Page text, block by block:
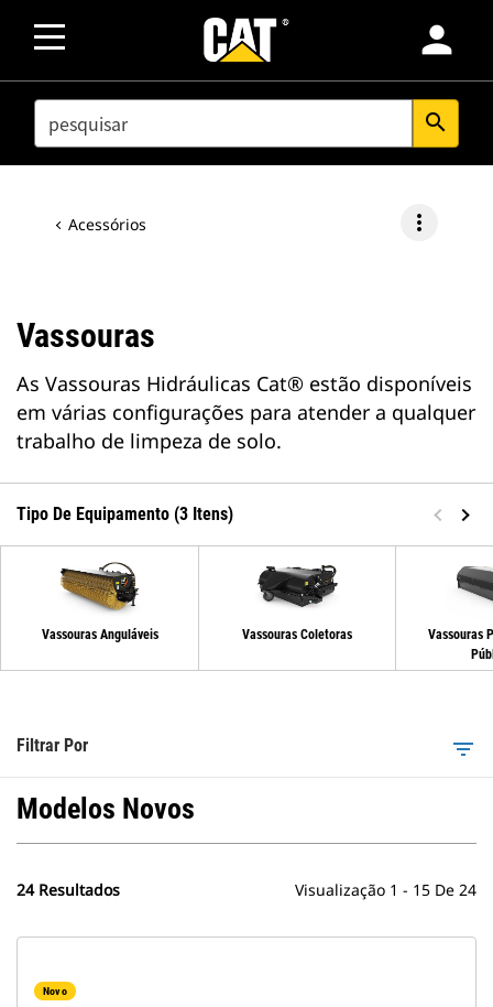
person
SEARCH search
Acessórios more_vert
Vassouras
As Vassouras Hidráulicas Cat® estão disponíveis
em várias configurações para atender a qualquer
trabalho de limpeza de solo.
Tipo De Equipamento (3 Itens)
Vassouras Anguláveis Vassouras Coletoras
Vassouras
Filtrar Por filter_list
Modelos Novos
24 Resultados Visualização 1 - 15 De 24
Novo